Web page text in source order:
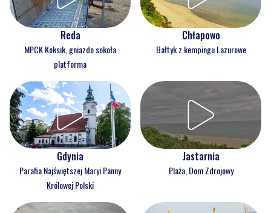
Reda
MPCK Koksik, gniazdo sokoła
platforma
Chłapowo
Bałtyk z kempingu Lazurowe
Gdynia
Parafia Najświętszej Maryi Panny
Królowej Polski
Jastarnia
Plaża, Dom Zdrojowy